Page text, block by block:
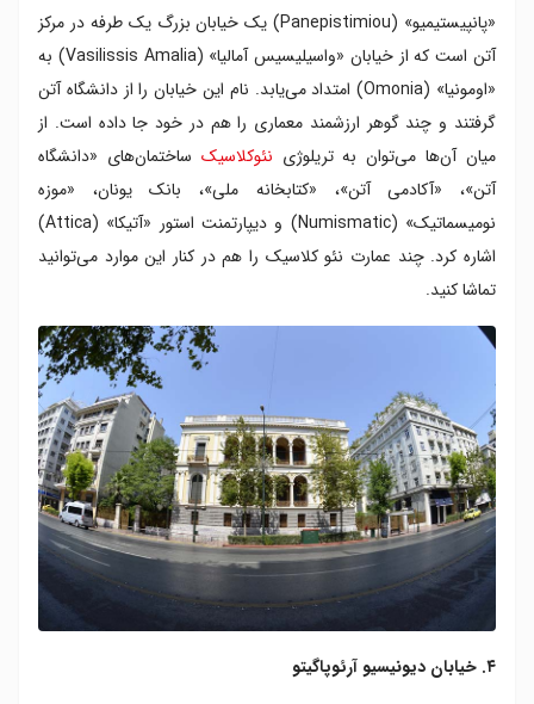
«پانپیستیمیو» (Panepistimiou) یک خیابان بزرگ یک طرفه در مرکز
آتن است که از خیابان «واسیلیسیس آمالیا» (Vasilissis Amalia) به
«اومونیا» (Omonia) امتداد می‌یابد. نام این خیابان را از دانشگاه آتن
گرفتند و چند گوهر ارزشمند معماری را هم در خود جا داده است. از
میان آن‌ها می‌توان به تریلوژی نئوکلاسیک ساختمان‌های «دانشگاه
آتن»، «آکادمی آتن»، «کتابخانه ملی»، بانک یونان، «موزه
نومیسماتیک» (Numismatic) و دیپارتمنت استور «آتیکا» (Attica)
اشاره کرد. چند عمارت نئو کلاسیک را هم در کنار این موارد می‌توانید
تماشا کنید.
۴. خیابان دیونیسیو آرئوپاگیتو